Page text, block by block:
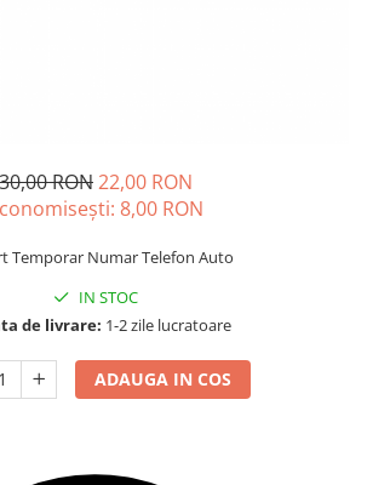
30,00 RON22,00 RON
8,00 RON
Temporar Numar Telefon Auto
IN STOC
de livrare: 1-2 zile lucratoare
ADAUGA IN COS